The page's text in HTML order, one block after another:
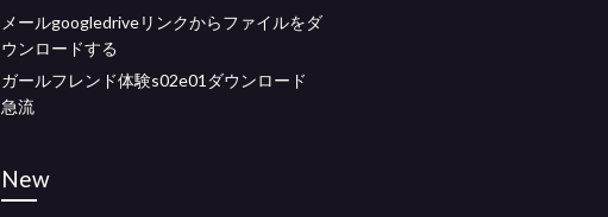
メールgoogledriveリンクからファイルをダ
ウンロードする
ガールフレンド体験s02e01ダウンロード
急流
New